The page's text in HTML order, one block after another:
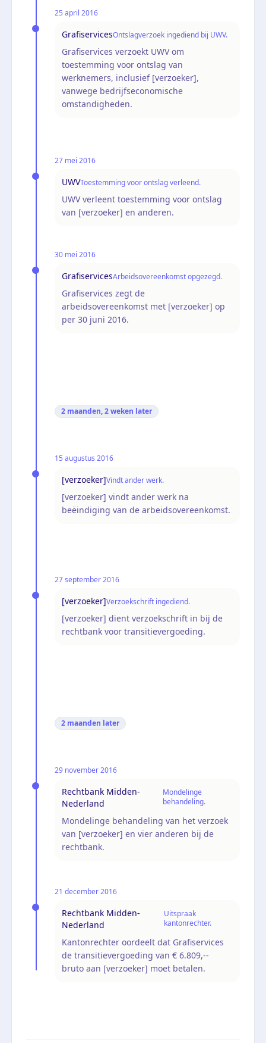
25 april 2016
GrafiservicesOntslagverzoek ingediend bij UWV.
Grafiservices verzoekt UWV om
toestemming voor ontslag van
werknemers, inclusief [verzoeker],
vanwege bedrijfseconomische
omstandigheden.
27 mei 2016
UWVToestemming voor ontslag verleend.
UWV verleent toestemming voor ontslag
van [verzoeker] en anderen.
30 mei 2016
GrafiservicesArbeidsovereenkomst opgezegd.
Grafiservices zegt de
arbeidsovereenkomst met [verzoeker] op
per 30 juni 2016.
2 maanden, 2 weken later
15 augustus 2016
[verzoeker]Vindt ander werk.
[verzoeker] vindt ander werk na
beëindiging van de arbeidsovereenkomst.
27 september 2016
[verzoeker]Verzoekschrift ingediend.
[verzoeker] dient verzoekschrift in bij de
rechtbank voor transitievergoeding.
2 maanden later
29 november 2016
Rechtbank Midden-
Nederland
Mondelinge
behandeling.
Mondelinge behandeling van het verzoek
van [verzoeker] en vier anderen bij de
rechtbank.
21 december 2016
Rechtbank Midden-
Nederland
Uitspraak
kantonrechter.
Kantonrechter oordeelt dat Grafiservices
de transitievergoeding van € 6.809,--
bruto aan [verzoeker] moet betalen.